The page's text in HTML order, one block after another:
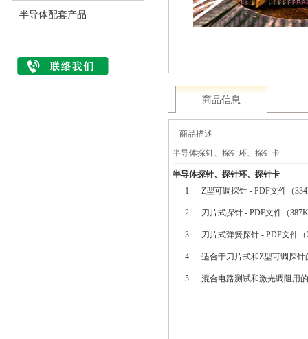
商品信息
商品描述
半导体探针、探针环、探针卡
半导体探针、探针环、探针卡
Z型可调探针 - PDF文件（
刀片式探针 - PDF文件（
刀片式弹簧探针 - PDF文件（
适合于刀片式和Z型可调探针
混合电路测试和激光调阻用
半导体配套产品